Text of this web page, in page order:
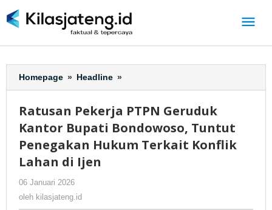
ke
Homepage » Headline »
Pekerja
Geruduk
Kantor
Bupati
Ratusan Pekerja PTPN Geruduk
Kantor Bupati Bondowoso, Tuntut
Penegakan Hukum Terkait Konflik
Lahan di Ijen
06 Januari 2026
kilasjateng.id
oleh kilasjateng.id